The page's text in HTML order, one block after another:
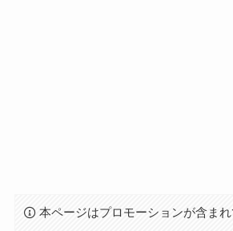
本ページはプロモーションが含ま